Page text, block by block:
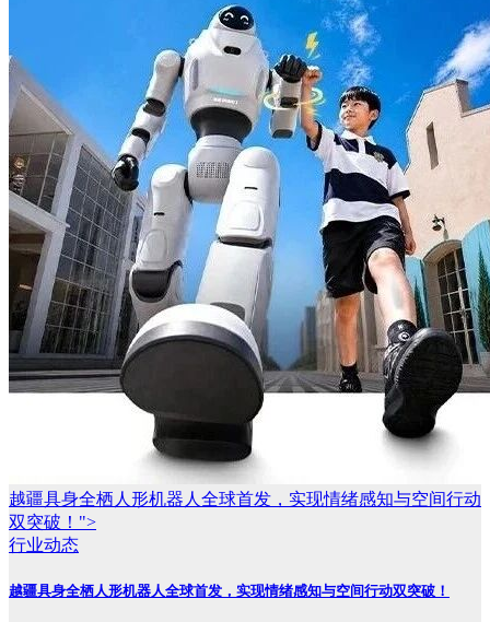
越疆具身全栖人形机器人全球首发，实现情绪感知与空间行动
双突破！">
行业动态
越疆具身全栖人形机器人全球首发，实现情绪感知与空间行动双突破！